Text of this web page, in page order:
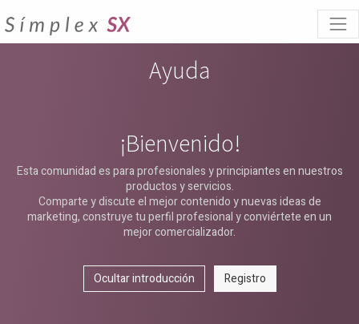
Ayuda
¡Bienvenido!
Esta comunidad es para profesionales y principiantes en nuestros
productos y servicios.
Comparte y discute el mejor contenido y nuevas ideas de
marketing, construye tu perfil profesional y conviértete en un
mejor comercializador.
Ocultar introducción Registro